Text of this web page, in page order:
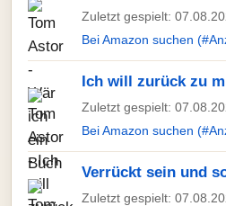
Zuletzt gespielt:
Bei Amazon suchen
Ich will zurück zu
Zuletzt gespielt:
Bei Amazon suchen
Verrückt sein und
Zuletzt gespielt: